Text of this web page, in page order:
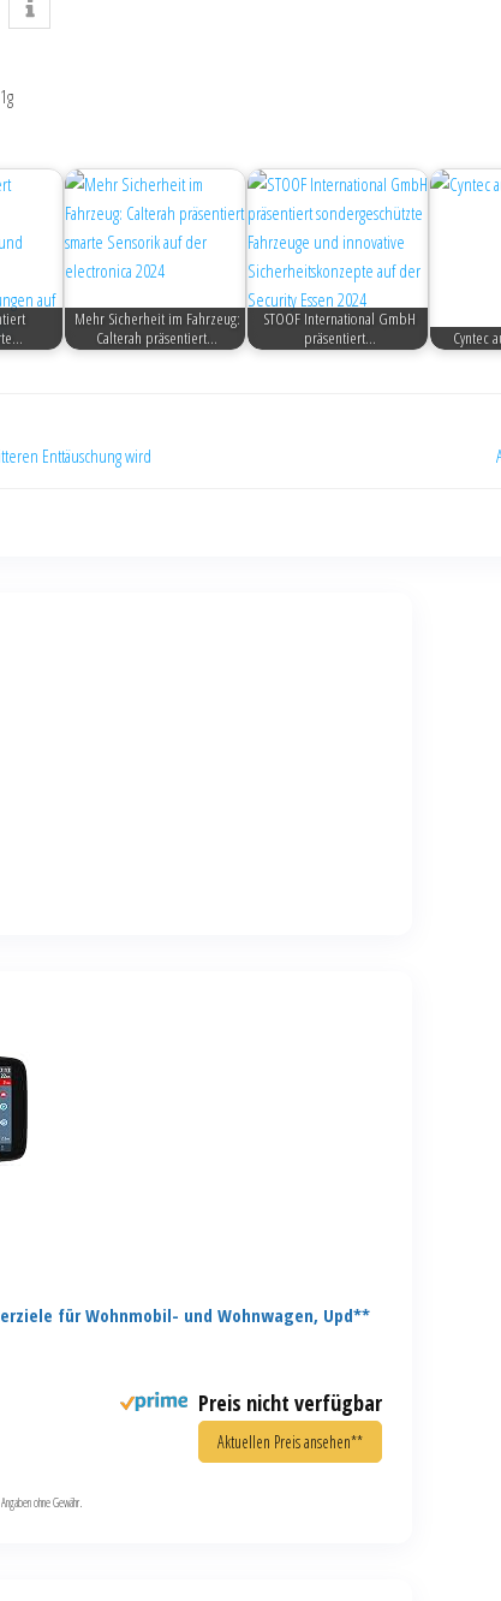
Mehr Sicherheit im Fahrzeug:
Calterah präsentiert…
STOOF International GmbH
präsentiert…
Cyntec
Enttäuschung wird
für Wohnmobil- und Wohnwagen, Upd**
Preis nicht verfügbar
Aktuellen Preis ansehen**
ohne Gewähr.